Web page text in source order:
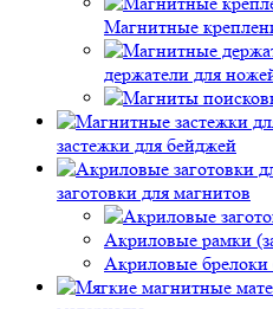
Магнитные
держатели для
застежки для бейджей
заготовки для магнитов
Акриловые рамки
Акриловые брелоки